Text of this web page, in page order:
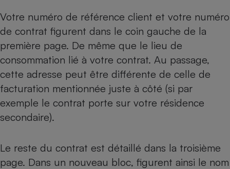
Votre numéro de référence client et votre numéro
de contrat figurent dans le coin gauche de la
première page. De même que le lieu de
consommation lié à votre contrat. Au passage,
cette adresse peut être différente de celle de
facturation mentionnée juste à côté (si par
exemple le contrat porte sur votre résidence
secondaire).
Le reste du contrat est détaillé dans la troisième
page. Dans un nouveau bloc, figurent ainsi le nom